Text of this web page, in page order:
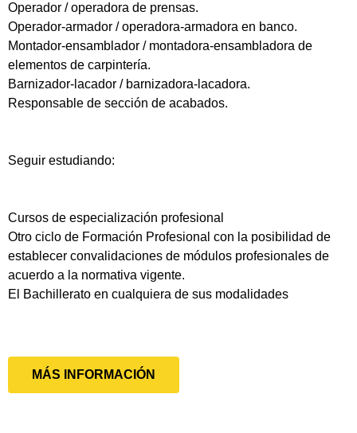
Operador / operadora de prensas.
Operador-armador / operadora-armadora en banco.
Montador-ensamblador / montadora-ensambladora de
elementos de carpintería.
Barnizador-lacador / barnizadora-lacadora.
Responsable de sección de acabados.
Seguir estudiando:
Cursos de especialización profesional
Otro ciclo de Formación Profesional con la posibilidad de
establecer convalidaciones de módulos profesionales de
acuerdo a la normativa vigente.
El Bachillerato en cualquiera de sus modalidades
MÁS INFORMACIÓN